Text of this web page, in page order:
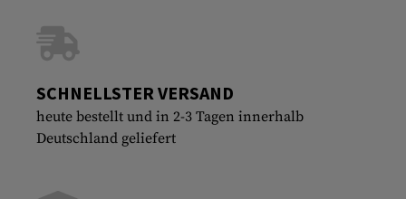
SCHNELLSTER VERSAND
heute bestellt und in 2-3 Tagen innerhalb
Deutschland geliefert